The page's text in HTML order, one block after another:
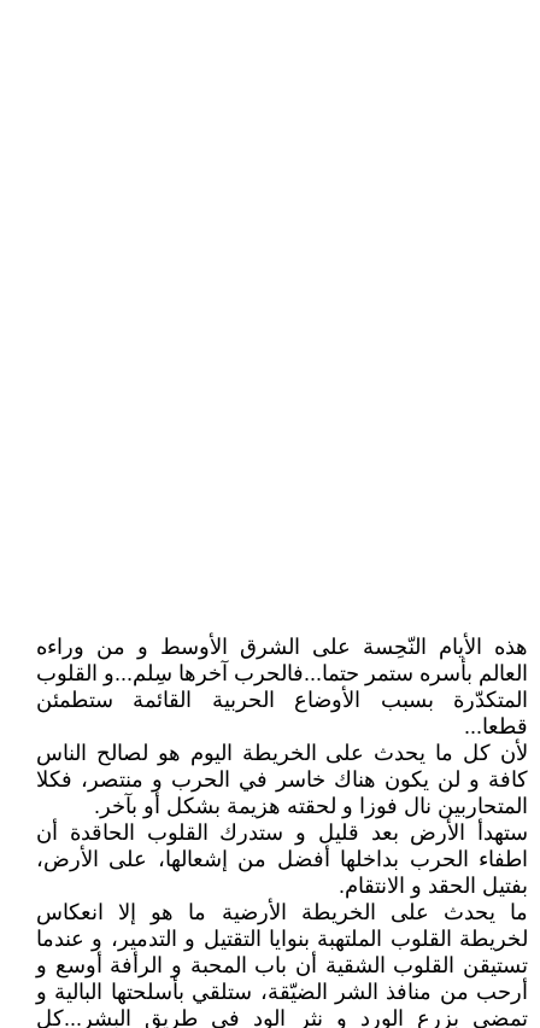
هذه الأيام النّحِسة على الشرق الأوسط و من وراءه
العالم بأسره ستمر حتما...فالحرب آخرها سِلم...و القلوب
المتكدّرة بسبب الأوضاع الحربية القائمة ستطمئن
قطعا...
لأن كل ما يحدث على الخريطة اليوم هو لصالح الناس
كافة و لن يكون هناك خاسر في الحرب و منتصر، فكلا
المتحاربين نال فوزا و لحقته هزيمة بشكل أو بآخر.
ستهدأ الأرض بعد قليل و ستدرك القلوب الحاقدة أن
اطفاء الحرب بداخلها أفضل من إشعالها، على الأرض،
بفتيل الحقد و الانتقام.
ما يحدث على الخريطة الأرضية ما هو إلا انعكاس
لخريطة القلوب الملتهبة بنوايا التقتيل و التدمير، و عندما
تستيقن القلوب الشقية أن باب المحبة و الرأفة أوسع و
أرحب من منافذ الشر الضيّقة، ستلقي بأسلحتها البالية و
تمضي بزرع الورد و نثر الود في طريق البشر...كل